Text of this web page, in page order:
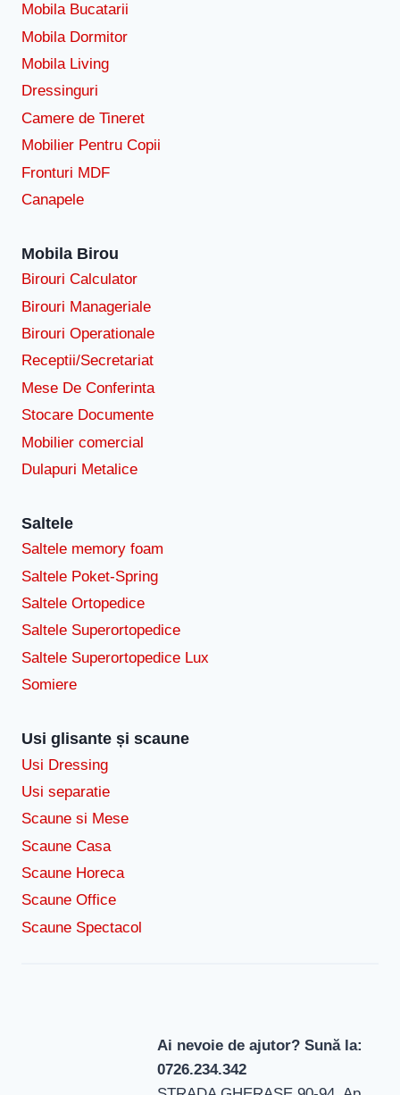
Mobila Bucatarii
Mobila Dormitor
Mobila Living
Dressinguri
Camere de Tineret
Mobilier Pentru Copii
Fronturi MDF
Canapele
Mobila Birou
Birouri Calculator
Birouri Manageriale
Birouri Operationale
Receptii/Secretariat
Mese De Conferinta
Stocare Documente
Mobilier comercial
Dulapuri Metalice
Saltele
Saltele memory foam
Saltele Poket-Spring
Saltele Ortopedice
Saltele Superortopedice
Saltele Superortopedice Lux
Somiere
Usi glisante și scaune
Usi Dressing
Usi separatie
Scaune si Mese
Scaune Casa
Scaune Horeca
Scaune Office
Scaune Spectacol
Ai nevoie de ajutor? Sună la:
0726.234.342